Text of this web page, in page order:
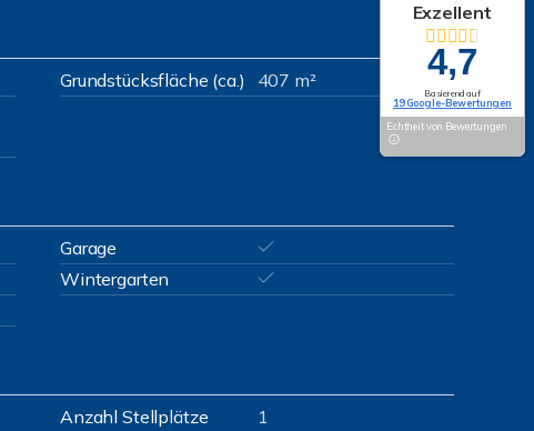
Grundstücksfläche (ca.) 407 m²
Garage
Wintergarten
Anzahl Stellplätze
1
Exzellent
4,7
Basierend auf
19 Google-Bewertungen
Echtheit von Bewertungen